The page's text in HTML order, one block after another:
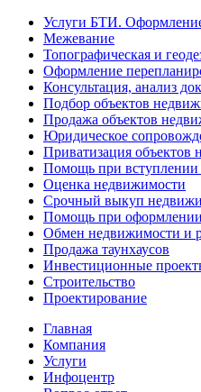
Услуги БТИ.
Межевание
Топографическая и
Оформление
Консультация, анализ
Подбор объектов
Продажа объектов
Юридическое
Приватизация объектов
Помощь при вступлении
Оценка недвижимости
Срочный выкуп
Помощь при
Обмен недвижимости и
Продажа таунхаусов
Инвестиционные
Строительство
Проектирование
Главная
Компания
Услуги
Инфоцентр